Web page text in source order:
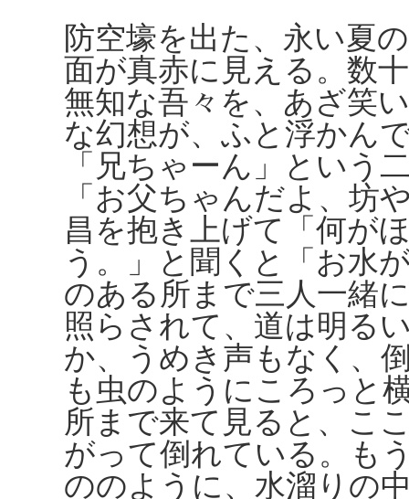
防空壕を出た、永い夏
面が真赤に見える。数
無知な吾々を、あざ笑
な幻想が、ふと浮かん
「兄ちゃーん」という
「お父ちゃんだよ、坊
昌を抱き上げて「何が
う。」と聞くと「お水
のある所まで三人一緒
照らされて、道は明る
か、うめき声もなく、
も虫のようにころっと
所まで来て見ると、こ
がって倒れている。も
ののように、水溜りの